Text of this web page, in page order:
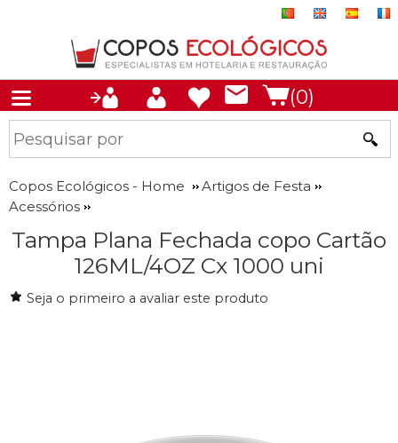
(0)
Copos Ecológicos - Home
Artigos de Festa
Acessórios
Tampa Plana Fechada copo Cartão
126ML/4OZ Cx 1000 uni
Seja o primeiro a avaliar este produto